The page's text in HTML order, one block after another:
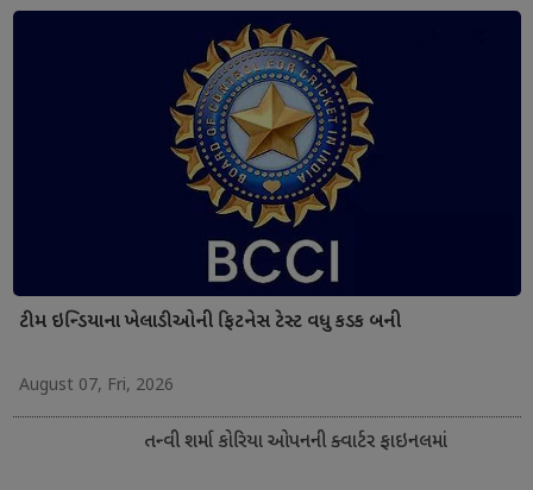
ટીમ ઇન્ડિયાના ખેલાડીઓની ફિટનેસ ટેસ્ટ વધુ કડક બની
August 07, Fri, 2026
તન્વી શર્મા કોરિયા ઓપનની ક્વાર્ટર ફાઇનલમાં